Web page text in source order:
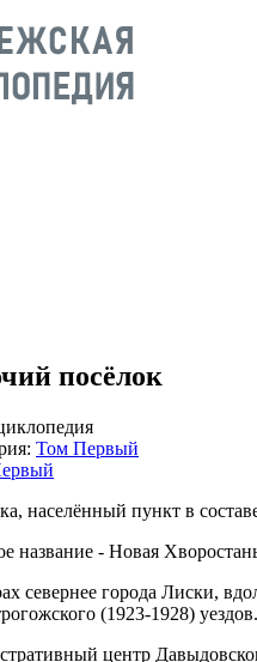
посёлок
Том Первый
населённый пункт в
название - Новая
севернее города Лиски,
(1923-1928) уездов.
центр